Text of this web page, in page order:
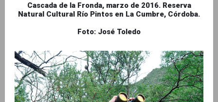
Cascada de la Fronda, marzo de 2016. Reserva
Natural Cultural Río Pintos en La Cumbre, Córdoba.
Foto: José Toledo